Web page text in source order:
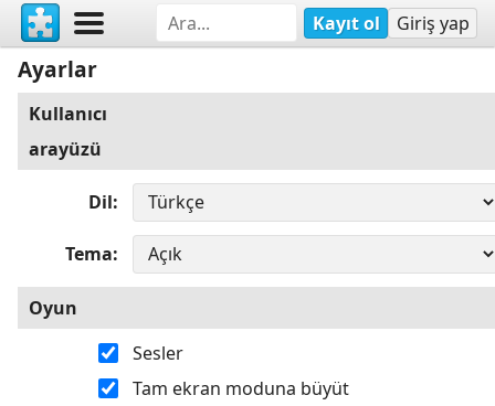
Kayıt ol Giriş yap
Ayarlar
Kullanıcı
arayüzü
Dil
Tema
Oyun
Sesler
Tam ekran moduna büyüt